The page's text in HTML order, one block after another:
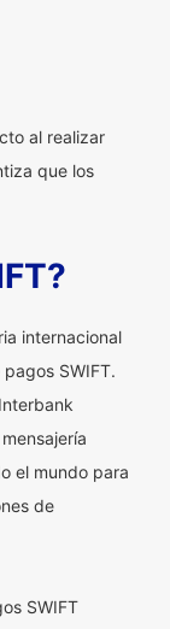
al realizar
que los
internacional
SWIFT.
el mundo para
de
SWIFT